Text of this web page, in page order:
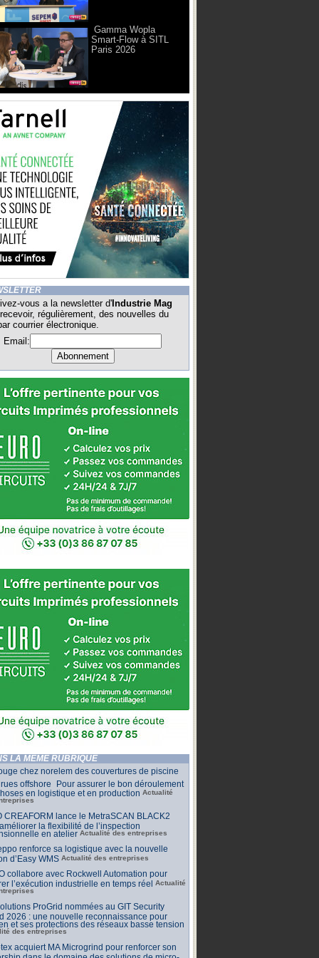
Gamma Wopla
Smart-Flow à SITL
Paris 2026
vous a la newsletter d' Industrie Mag
régulièrement, des nouvelles du
courrier électronique.
Email:
LA MÊME RUBRIQUE
chez norelem des couvertures de piscine
offshore Pour assurer le bon déroulement
en logistique et en production Actualité
CREAFORM lance le MetraSCAN BLACK2
la flexibilité de l’inspection
en atelier Actualité des entreprises
renforce sa logistique avec la nouvelle
d’Easy WMS Actualité des entreprises
collabore avec Rockwell Automation pour
l’exécution industrielle en temps réel Actualité
ProGrid nommées au GIT Security
2026 : une nouvelle reconnaissance pour
et ses protections des réseaux basse tension
des entreprises
acquiert MA Microgrind pour renforcer son
dans le domaine des solutions de micro-